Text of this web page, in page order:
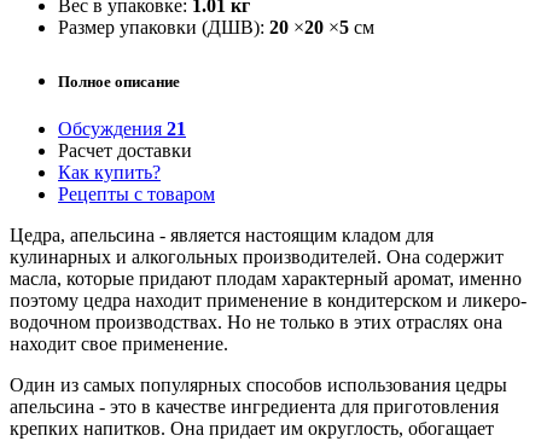
Вес в упаковке: 1.01 кг
Размер упаковки (ДШВ): 20 ×20 ×5 см
Полное описание
Обсуждения 21
Расчет доставки
Как купить?
Рецепты с товаром
Цедра, апельсина - является настоящим кладом для
кулинарных и алкогольных производителей. Она содержит
масла, которые придают плодам характерный аромат, именно
поэтому цедра находит применение в кондитерском и ликеро-
водочном производствах. Но не только в этих отраслях она
находит свое применение.
Один из самых популярных способов использования цедры
апельсина - это в качестве ингредиента для приготовления
крепких напитков. Она придает им округлость, обогащает